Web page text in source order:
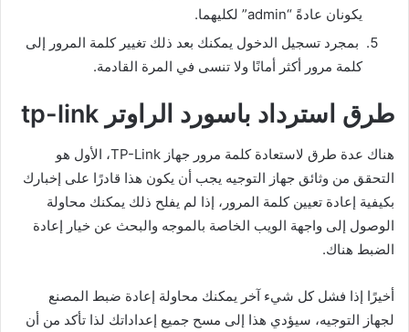
يكونان عادةً “admin” لكليهما.
بمجرد تسجيل الدخول يمكنك بعد ذلك تغيير كلمة المرور إلى
كلمة مرور أكثر أمانًا ولا تنسى في المرة القادمة.
طرق استرداد باسورد الراوتر tp-link
هناك عدة طرق لاستعادة كلمة مرور جهاز TP-Link، الأول هو
التحقق من وثائق جهاز التوجيه يجب أن يكون هذا قادرًا على إخبارك
بكيفية إعادة تعيين كلمة المرور، إذا لم يفلح ذلك يمكنك محاولة
الوصول إلى واجهة الويب الخاصة بالموجه والبحث عن خيار إعادة
الضبط هناك.
أخيرًا إذا فشل كل شيء آخر يمكنك محاولة إعادة ضبط المصنع
لجهاز التوجيه، سيؤدي هذا إلى مسح جميع إعداداتك لذا تأكد من أن